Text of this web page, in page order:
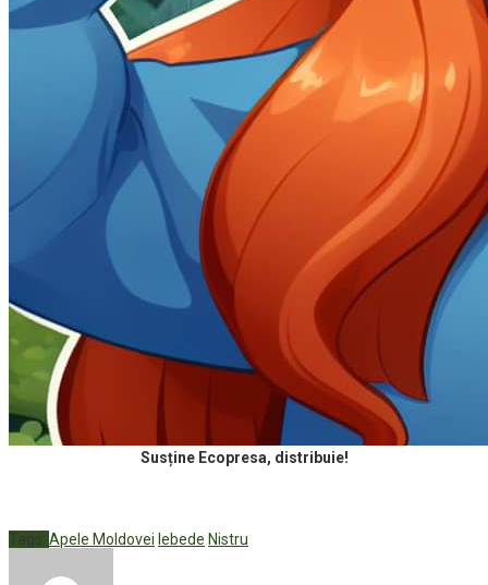
Susține Ecopresa, distribuie!
Tags: Apele Moldovei lebede Nistru